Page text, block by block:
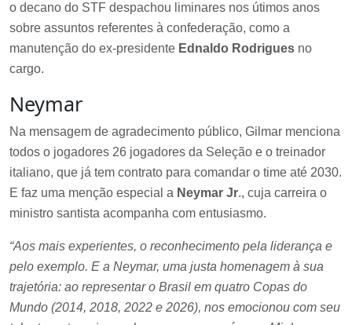
o decano do STF despachou liminares nos útimos anos
sobre assuntos referentes à confederação, como a
manutenção do ex-presidente Ednaldo Rodrigues no
cargo.
Neymar
Na mensagem de agradecimento público, Gilmar menciona
todos o jogadores 26 jogadores da Seleção e o treinador
italiano, que já tem contrato para comandar o time até 2030.
E faz uma menção especial a Neymar Jr., cuja carreira o
ministro santista acompanha com entusiasmo.
“Aos mais experientes, o reconhecimento pela liderança e
pelo exemplo. E a Neymar, uma justa homenagem à sua
trajetória: ao representar o Brasil em quatro Copas do
Mundo (2014, 2018, 2022 e 2026), nos emocionou com seu